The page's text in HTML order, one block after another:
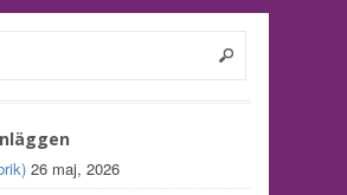
26 maj, 2026